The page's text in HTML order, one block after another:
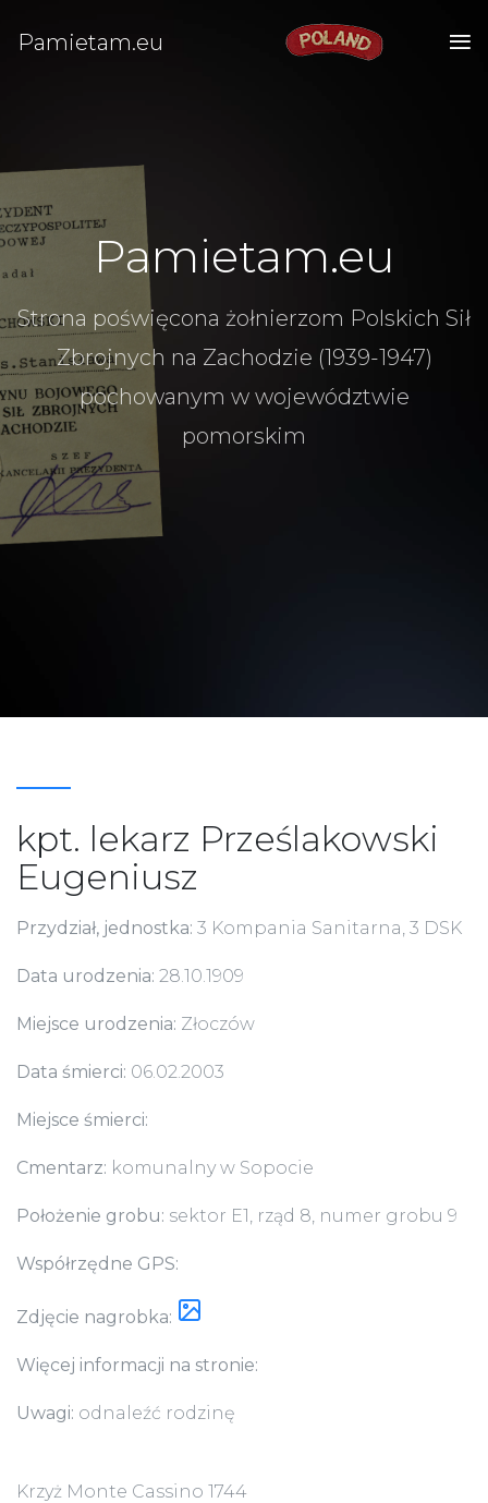
Pamietam.eu
Pamietam.eu
Strona poświęcona żołnierzom Polskich Sił
Zbrojnych na Zachodzie (1939-1947)
pochowanym w województwie
pomorskim
kpt. lekarz Prześlakowski
Eugeniusz
Przydział, jednostka: 3 Kompania Sanitarna, 3 DSK
Data urodzenia: 28.10.1909
Miejsce urodzenia: Złoczów
Data śmierci: 06.02.2003
Miejsce śmierci:
Cmentarz: komunalny w Sopocie
Położenie grobu: sektor E1, rząd 8, numer grobu 9
Współrzędne GPS:
Zdjęcie nagrobka:
Więcej informacji na stronie:
Uwagi: odnaleźć rodzinę
Krzyż Monte Cassino 1744